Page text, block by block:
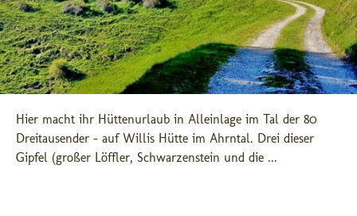
Hier macht ihr Hüttenurlaub in Alleinlage im Tal der 80
Dreitausender - auf Willis Hütte im Ahrntal. Drei dieser
Gipfel (großer Löffler, Schwarzenstein und die ...